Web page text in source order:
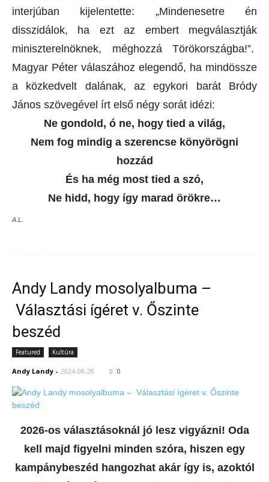
interjúban kijelentette: „Mindenesetre én
disszidálok, ha ezt az embert megválasztják
miniszterelnöknek, méghozzá Törökországba!”.
Magyar Péter válaszához elegendő, ha mindössze
a közkedvelt dalának, az egykori barát Bródy
János szövegével írt első négy sorát idézi:
Ne gondold, ó ne, hogy tied a világ,
Nem fog mindig a szerencse könyörögni
hozzád
És ha még most tied a szó,
Ne hidd, hogy így marad örökre…
A.L.
Andy Landy mosolyalbuma –
Választási ígéret v. Őszinte
beszéd
Featured Kultúra
Andy Landy - 2024-08-28 0
2026-os választásoknál jó lesz vigyázni! Oda
kell majd figyelni minden szóra, hiszen egy
kampánybeszéd hangozhat akár így is, azoktól